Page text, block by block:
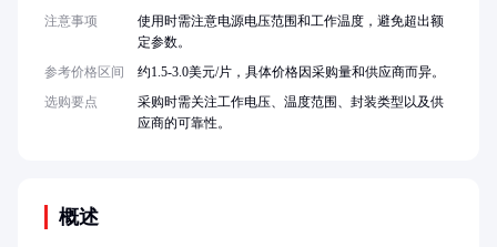
概述
注意事项
使用时需注意电源电压范围和工作温度，避免超出额
定参数。
参考价格区间
约1.5-3.0美元/片，具体价格因采购量和供应商而异。
选购要点
采购时需关注工作电压、温度范围、封装类型以及供
应商的可靠性。